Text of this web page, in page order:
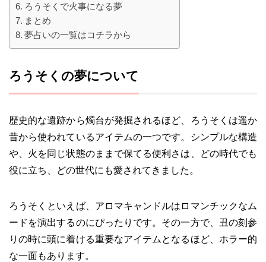
ろうそくで火事になる夢
まとめ
夢占いの一覧はコチラから
ろうそくの夢について
歴史的な遺跡から燭台が発掘されるほど、ろうそくは遥か
昔から使われているアイテムの一つです。シンプルな構造
や、火を同じ状態のままで保てる便利さは、どの時代でも
役に立ち、どの世代にも愛されてきました。
ろうそくといえば、アロマキャンドルはロマンチックなム
ードを演出するのにぴったりです。その一方で、丑の刻参
りの時に頭に着ける重要なアイテムとなるほど、ホラー的
な一面もあります。